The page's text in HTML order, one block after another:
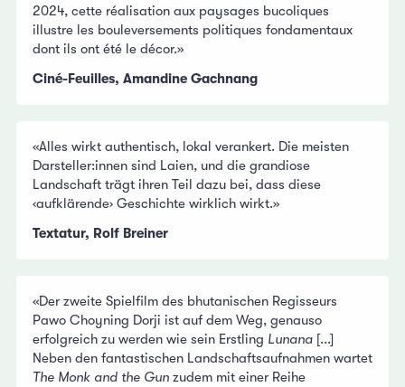
2024, cette réalisation aux paysages bucoliques
illustre les bouleversements politiques fondamentaux
dont ils ont été le décor.»
Ciné-Feuilles, Amandine Gachnang
«Alles wirkt authentisch, lokal verankert. Die meisten
Darsteller:innen sind Laien, und die grandiose
Landschaft trägt ihren Teil dazu bei, dass diese
‹aufklärende› Geschichte wirklich wirkt.»
Textatur, Rolf Breiner
«Der zweite Spielfilm des bhutanischen Regisseurs
Pawo Choyning Dorji ist auf dem Weg, genauso
erfolgreich zu werden wie sein Erstling Lunana [...]
Neben den fantastischen Landschaftsaufnahmen wartet
The Monk and the Gun zudem mit einer Reihe